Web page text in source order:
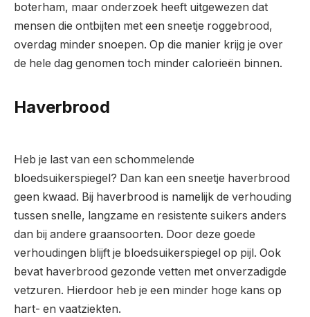
boterham, maar onderzoek heeft uitgewezen dat
mensen die ontbijten met een sneetje roggebrood,
overdag minder snoepen. Op die manier krijg je over
de hele dag genomen toch minder calorieën binnen.
Haverbrood
Heb je last van een schommelende
bloedsuikerspiegel? Dan kan een sneetje haverbrood
geen kwaad. Bij haverbrood is namelijk de verhouding
tussen snelle, langzame en resistente suikers anders
dan bij andere graansoorten. Door deze goede
verhoudingen blijft je bloedsuikerspiegel op pijl. Ook
bevat haverbrood gezonde vetten met onverzadigde
vetzuren. Hierdoor heb je een minder hoge kans op
hart- en vaatziekten.